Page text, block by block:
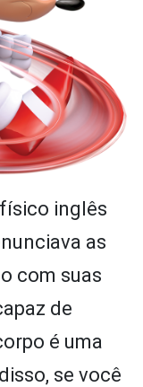
inglês
as
com suas
de
é uma
se você